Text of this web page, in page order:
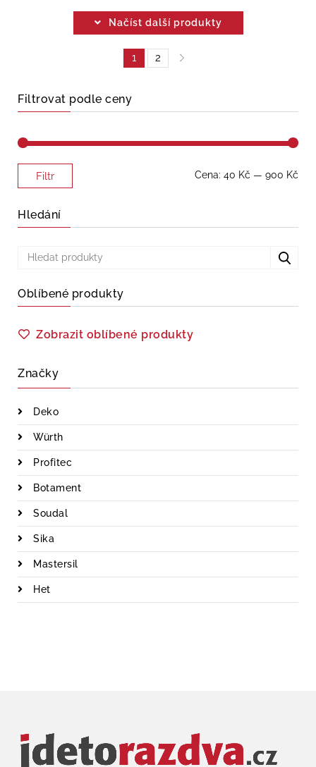
Načíst další produkty
1 2
Filtrovat podle ceny
Minimální
Maximální
Filtr Cena: 40 Kč — 900 Kč
Hledání
Oblíbené produkty
Zobrazit oblíbené produkty
Značky
Deko
Würth
Profitec
Botament
Soudal
Sika
Mastersil
Het